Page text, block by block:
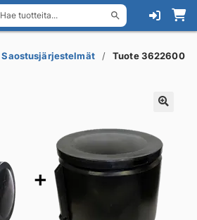
Hae tuotteita...
Saostusjärjestelmät Tuote 3622600